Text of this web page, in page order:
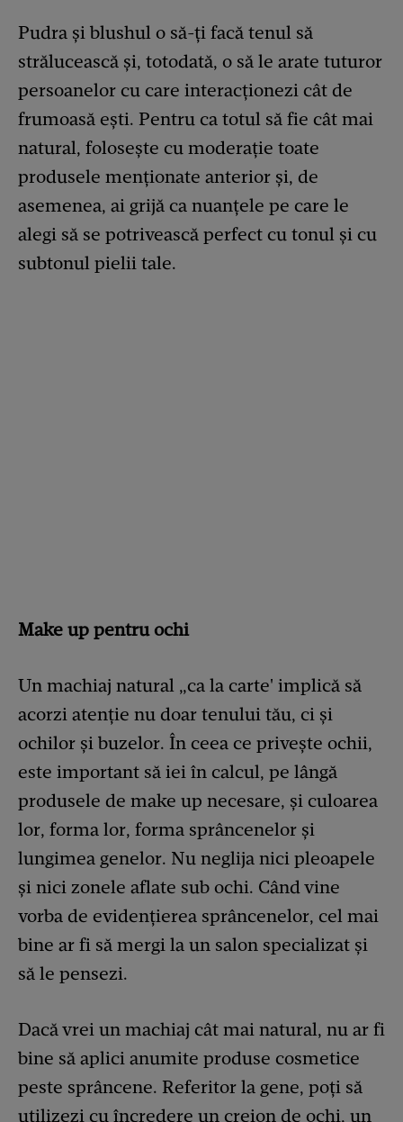
Pudra și blushul o să-ți facă tenul să
strălucească și, totodată, o să le arate tuturor
persoanelor cu care interacționezi cât de
frumoasă ești. Pentru ca totul să fie cât mai
natural, folosește cu moderație toate
produsele menționate anterior și, de
asemenea, ai grijă ca nuanțele pe care le
alegi să se potrivească perfect cu tonul și cu
subtonul pielii tale.
Make up pentru ochi
Un machiaj natural „ca la carte' implică să
acorzi atenție nu doar tenului tău, ci și
ochilor și buzelor. În ceea ce privește ochii,
este important să iei în calcul, pe lângă
produsele de make up necesare, și culoarea
lor, forma lor, forma sprâncenelor și
lungimea genelor. Nu neglija nici pleoapele
și nici zonele aflate sub ochi. Când vine
vorba de evidențierea sprâncenelor, cel mai
bine ar fi să mergi la un salon specializat și
să le pensezi.
Dacă vrei un machiaj cât mai natural, nu ar fi
bine să aplici anumite produse cosmetice
peste sprâncene. Referitor la gene, poți să
utilizezi cu încredere un creion de ochi, un